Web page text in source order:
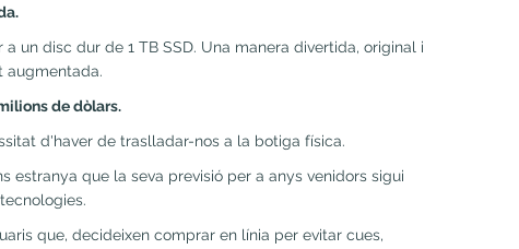
un disc dur de 1 TB SSD. Una manera divertida, original i
augmentada.
de dòlars.
d'haver de traslladar-nos a la botiga física.
estranya que la seva previsió per a anys venidors sigui
que, decideixen comprar en línia per evitar cues,